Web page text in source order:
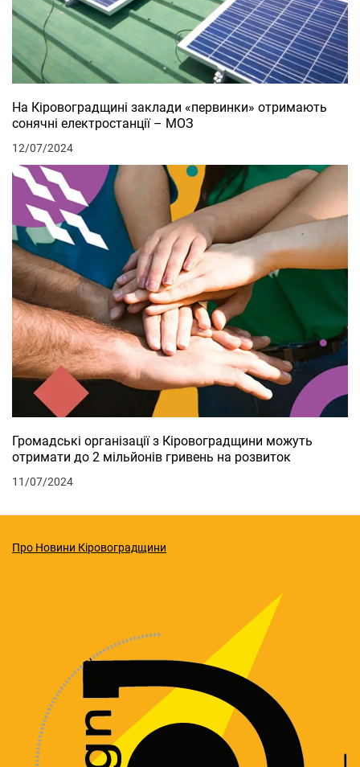
На Кіровоградщині заклади «первинки» отримають
сонячні електростанції – МОЗ
12/07/2024
Громадські організації з Кіровоградщини можуть
отримати до 2 мільйонів гривень на розвиток
11/07/2024
Про Новини Кіровоградщини